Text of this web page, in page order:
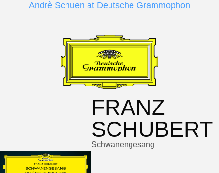
Andrè Schuen at Deutsche Grammophon
FRANZ
SCHUBERT
Schwanengesang